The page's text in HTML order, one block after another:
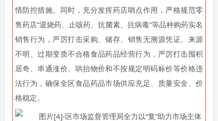
情防控措施。同时，充分发挥药店哨点作用，严格规范零
售药店“退烧药、止咳药、抗菌素、抗病毒”等品种购药实名
销售行为，严厉打击采购、储存、销售无溯源凭证、来源
不明、过期变质不合格食品药品经营行为，严厉打击囤积
居奇、串通涨价、哄抬物价和不按规定明码标价等价格违
法行为，确保全区食品药品市场供应充足、质量安全、价
格稳定。